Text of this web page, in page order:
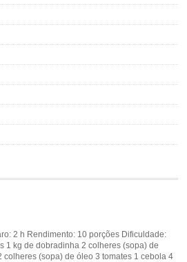
2 h Rendimento: 10 porções Dificuldade:
1 kg de dobradinha 2 colheres (sopa) de
colheres (sopa) de óleo 3 tomates 1 cebola 4